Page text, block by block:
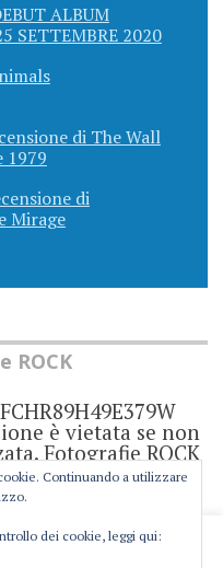
ALBUM
SETTEMBRE 2020
di The Wall
1979
di
Mirage
ROCK
è vietata se non
Fotografie ROCK
giornalistica in
senza alcuna
della legge 62 del
è direttamente
your experience. We'll
Continuando a utilizzare
dei cookie, leggi qui: